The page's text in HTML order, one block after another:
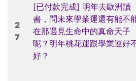
2
7
[已付款完成] 明年去歐洲讀
書，問未來學業運還有能不
在那遇見生命中的真命天子
呢？明年桃花運跟學業運好
好？